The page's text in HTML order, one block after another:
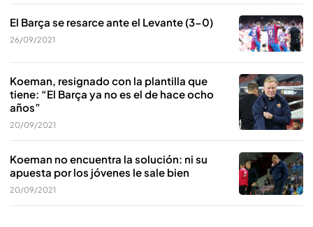
El Barça se resarce ante el Levante (3-0)
26/09/2021
Koeman, resignado con la plantilla que
tiene: “El Barça ya no es el de hace ocho
años”
20/09/2021
Koeman no encuentra la solución: ni su
apuesta por los jóvenes le sale bien
20/09/2021